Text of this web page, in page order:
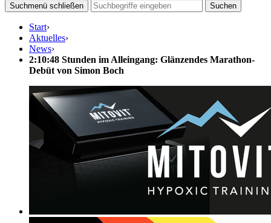
Suchmenü schließen
Suchen
Start›
Aktuelles›
News›
2:10:48 Stunden im Alleingang: Glänzendes Marathon-
Debüt von Simon Boch